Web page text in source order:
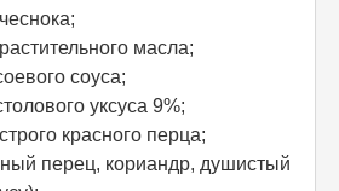
масла;
соуса;
уксуса 9%;
красного перца;
перец, кориандр, душистый